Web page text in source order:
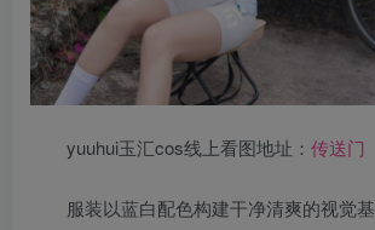
yuuhui玉汇cos线上看图地址： 传送门
服装以蓝白配色构建干净清爽的视觉